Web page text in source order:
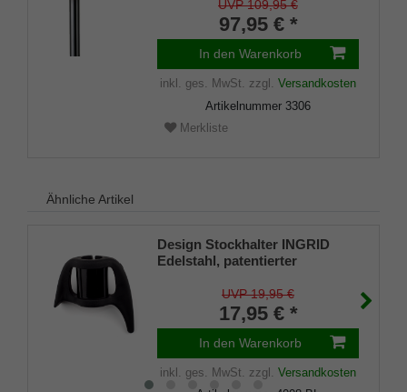
Glatt-Leder, Stock schwarz
lackiertes Buchenholz,
Chromring, Gummipuffer
UVP 109,95 €
97,95 € *
In den Warenkorb
inkl. ges. MwSt. zzgl. Versandkosten
Artikelnummer 3306
Merkliste
Ähnliche Artikel
Design Stockhalter INGRID
Edelstahl, patentierter
(18 - 22mm), Weichgummi
UVP 19,95 €
17,95 € *
In den Warenkorb
inkl. ges. MwSt. zzgl. Versandkosten